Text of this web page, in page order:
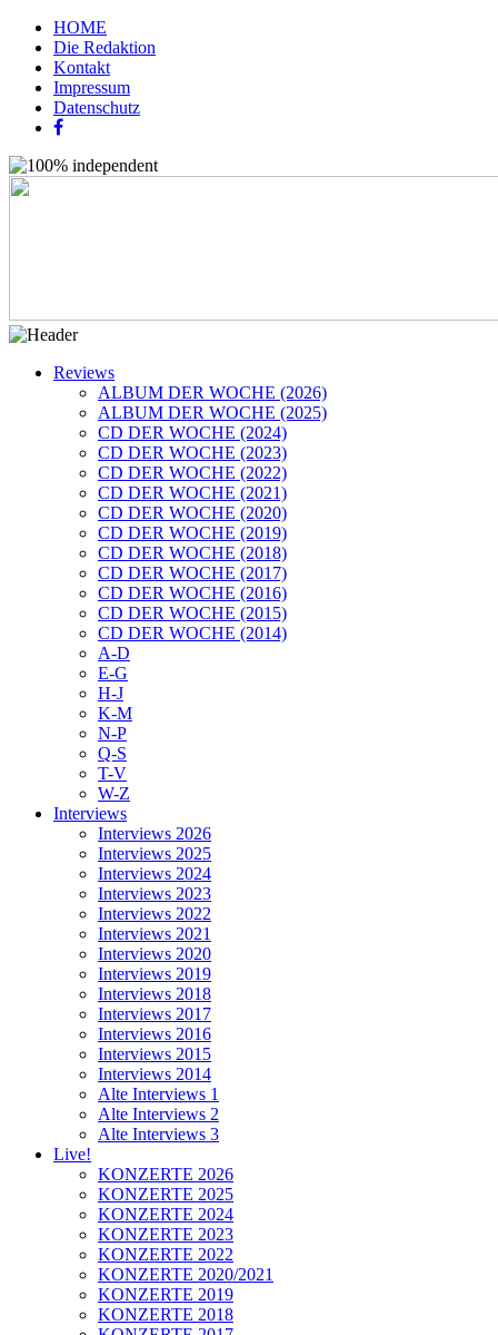
HOME
Die Redaktion
Kontakt
Impressum
Datenschutz
Reviews
ALBUM DER WOCHE (2026)
ALBUM DER WOCHE (2025)
CD DER WOCHE (2024)
CD DER WOCHE (2023)
CD DER WOCHE (2022)
CD DER WOCHE (2021)
CD DER WOCHE (2020)
CD DER WOCHE (2019)
CD DER WOCHE (2018)
CD DER WOCHE (2017)
CD DER WOCHE (2016)
CD DER WOCHE (2015)
CD DER WOCHE (2014)
A-D
E-G
H-J
K-M
N-P
Q-S
T-V
W-Z
Interviews
Interviews 2026
Interviews 2025
Interviews 2024
Interviews 2023
Interviews 2022
Interviews 2021
Interviews 2020
Interviews 2019
Interviews 2018
Interviews 2017
Interviews 2016
Interviews 2015
Interviews 2014
Alte Interviews 1
Alte Interviews 2
Alte Interviews 3
Live!
KONZERTE 2026
KONZERTE 2025
KONZERTE 2024
KONZERTE 2023
KONZERTE 2022
KONZERTE 2020/2021
KONZERTE 2019
KONZERTE 2018